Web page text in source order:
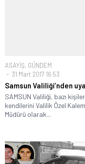
ASAYİŞ, GÜNDEM
31 Mart 2017 16:53
Samsun Valiliği’nden
SAMSUN Valiliği, bazı
kendilerini Valilik Özel Kalem
Müdürü olarak...